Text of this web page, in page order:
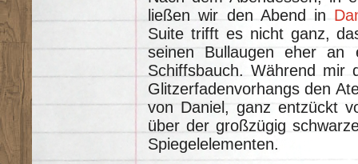
ließen wir den Abend in
Suite trifft es nicht ganz,
seinen Bullaugen eher an
Schiffsbauch. Während mir
Glitzerfadenvorhangs den
von Daniel, ganz entzückt
über der großzügig
Spiegelelementen.